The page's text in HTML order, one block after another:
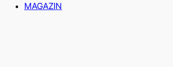
MAGAZIN